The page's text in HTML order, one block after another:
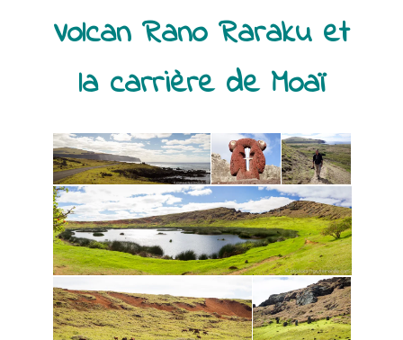
Volcan Rano Raraku et
la carrière de Moaï